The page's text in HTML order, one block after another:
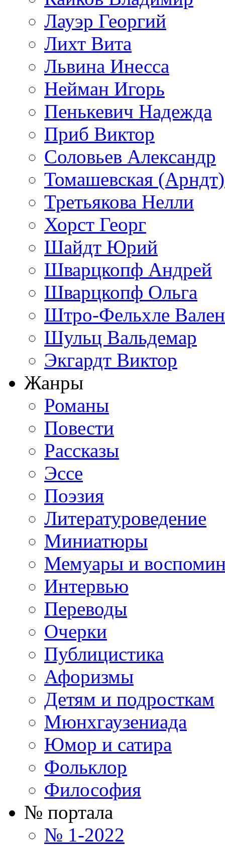
Лауэр Георгий
Лихт Вита
Львина Инесса
Нейман Игорь
Пенькевич Надежда
Приб Виктор
Соловьев Александр
Томашевская
Третьякова Нелли
Хорст Георг
Шайдт Юрий
Шварцкопф Андрей
Шварцкопф Ольга
Штро-Фельхле
Шульц Вальдемар
Экгардт Виктор
Жанры
Романы
Повести
Рассказы
Эссе
Поэзия
Литературоведение
Миниатюры
Мемуары и
Интервью
Переводы
Очерки
Публицистика
Афоризмы
Детям и подросткам
Мюнхгаузениада
Юмор и сатира
Фольклор
Философия
№ портала
№ 1-2022